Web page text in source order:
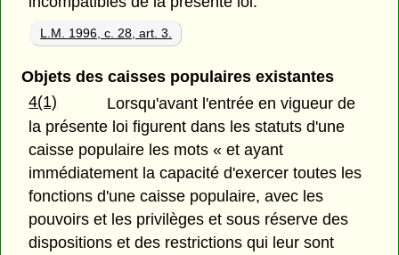
L.M. 1996, c. 28, art. 3.
Objets des caisses populaires existantes
4(1)
Lorsqu'avant l'entrée en vigueur de
la présente loi figurent dans les statuts d'une
caisse populaire les mots « et ayant
immédiatement la capacité d'exercer toutes les
fonctions d'une caisse populaire, avec les
pouvoirs et les privilèges et sous réserve des
dispositions et des restrictions qui leur sont